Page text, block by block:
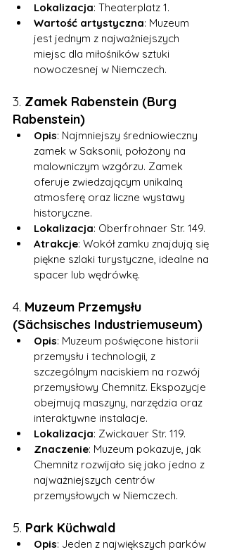
Lokalizacja: Theaterplatz 1.
Wartość artystyczna: Muzeum
jest jednym z najważniejszych
miejsc dla miłośników sztuki
nowoczesnej w Niemczech.
3. Zamek Rabenstein (Burg
Rabenstein)
Opis: Najmniejszy średniowieczny
zamek w Saksonii, położony na
malowniczym wzgórzu. Zamek
oferuje zwiedzającym unikalną
atmosferę oraz liczne wystawy
historyczne.
Lokalizacja: Oberfrohnaer Str. 149.
Atrakcje: Wokół zamku znajdują się
piękne szlaki turystyczne, idealne na
spacer lub wędrówkę.
4. Muzeum Przemysłu
(Sächsisches Industriemuseum)
Opis: Muzeum poświęcone historii
przemysłu i technologii, z
szczególnym naciskiem na rozwój
przemysłowy Chemnitz. Ekspozycje
obejmują maszyny, narzędzia oraz
interaktywne instalacje.
Lokalizacja: Zwickauer Str. 119.
Znaczenie: Muzeum pokazuje, jak
Chemnitz rozwijało się jako jedno z
najważniejszych centrów
przemysłowych w Niemczech.
5. Park Küchwald
Opis: Jeden z największych parków